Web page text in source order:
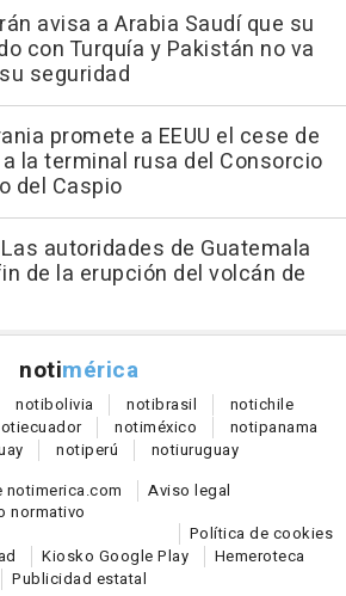
avisa a Arabia Saudí que su
con Turquía y Pakistán no va
seguridad
promete a EEUU el cese de
la terminal rusa del Consorcio
del Caspio
autoridades de Guatemala
de la erupción del volcán de
notimérica
notibolivia notibrasil notichile
ecuador notiméxico notipanama
notiperú notiuruguay
notimerica.com
Aviso legal
normativo
Política de cookies
Kiosko Google Play
Hemeroteca
Publicidad estatal